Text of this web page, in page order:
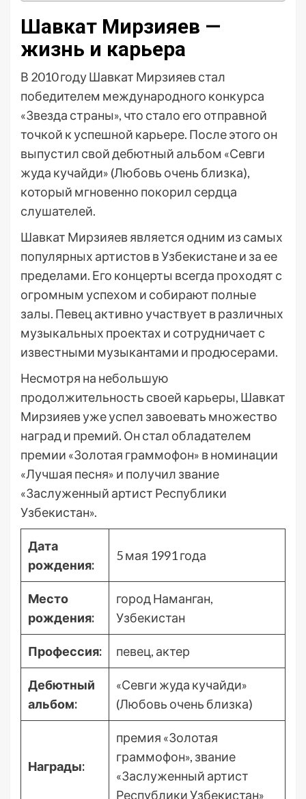
Шавкат Мирзияев —
жизнь и карьера
В 2010 году Шавкат Мирзияев стал
победителем международного конкурса
«Звезда страны», что стало его отправной
точкой к успешной карьере. После этого он
выпустил свой дебютный альбом «Севги
жуда кучайди» (Любовь очень близка),
который мгновенно покорил сердца
слушателей.
Шавкат Мирзияев является одним из самых
популярных артистов в Узбекистане и за ее
пределами. Его концерты всегда проходят с
огромным успехом и собирают полные
залы. Певец активно участвует в различных
музыкальных проектах и сотрудничает с
известными музыкантами и продюсерами.
Несмотря на небольшую
продолжительность своей карьеры, Шавкат
Мирзияев уже успел завоевать множество
наград и премий. Он стал обладателем
премии «Золотая граммофон» в номинации
«Лучшая песня» и получил звание
«Заслуженный артист Республики
Узбекистан».
Дата
рождения:
5 мая 1991 года
Место
рождения:
город Наманган,
Узбекистан
Профессия: певец, актер
Дебютный
альбом:
«Севги жуда кучайди»
(Любовь очень близка)
Награды:
премия «Золотая
граммофон», звание
«Заслуженный артист
Республики Узбекистан»